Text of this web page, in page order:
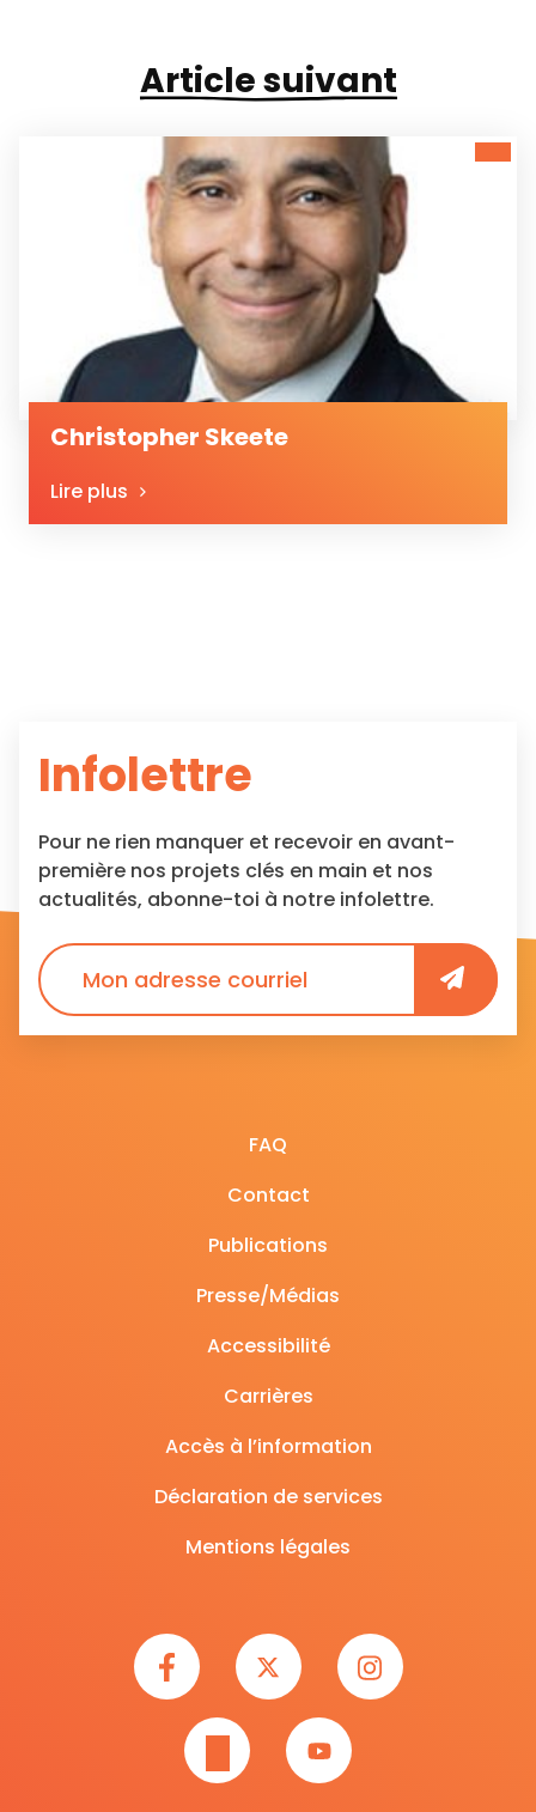
Article suivant
Christopher Skeete
Lire plus
Infolettre
Pour ne rien manquer et recevoir en avant-
première nos projets clés en main et nos
actualités, abonne-toi à notre infolettre.
FAQ
Contact
Publications
Presse/Médias
Accessibilité
Carrières
Accès à l’information
Déclaration de services
Mentions légales